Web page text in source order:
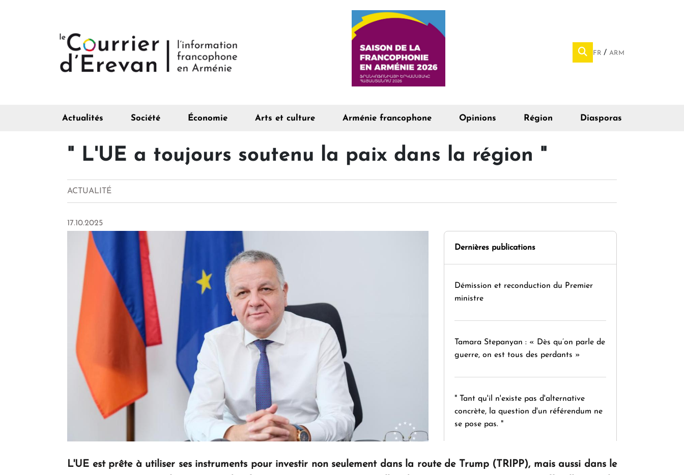
FR ARM
Actualités Société Économie Arts et culture Arménie francophone Opinions Région Diasporas
" L'UE a toujours soutenu la paix dans la région "
ACTUALITÉ
17.10.2025
Dernières publications
Démission et reconduction du Premier
ministre
Tamara Stepanyan : « Dès qu’on parle de
guerre, on est tous des perdants »
" Tant qu'il n'existe pas d'alternative
concrète, la question d'un référendum ne
se pose pas. "
KASA : 30 ans d'audace, de résilience et
L'UE est prête à utiliser ses instruments pour investir non seulement dans la route de Trump (TRIPP), mais aussi dans le